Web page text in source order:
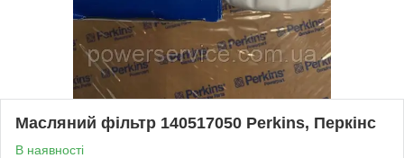
Масляний фільтр 140517050 Perkins, Перкінс
В наявності